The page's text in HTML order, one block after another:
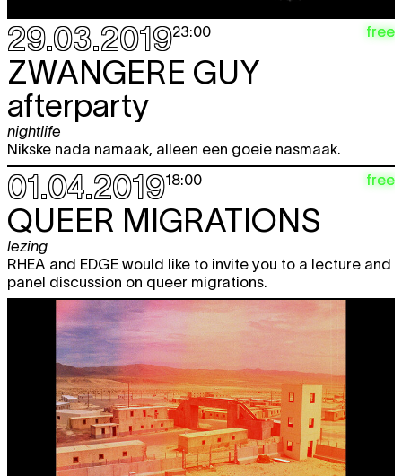
29.03.201923:00 free
ZWANGERE GUY
afterparty
nightlife
Nikske nada namaak, alleen een goeie nasmaak.
01.04.201918:00 free
QUEER MIGRATIONS
lezing
RHEA and EDGE would like to invite you to a lecture and
panel discussion on queer migrations.